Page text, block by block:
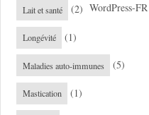
Lait et santé (2)
Longévité (1)
Maladies auto-immunes (5)
Mastication (1)
WordPress-FR